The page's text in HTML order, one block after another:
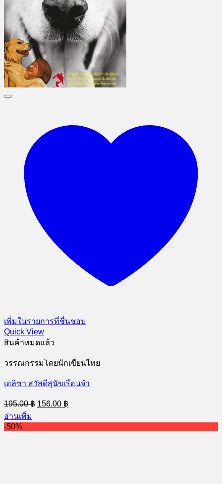
เพิ่มในรายการที่ชื่นชอบ
Quick View
สินค้าหมดแล้ว
วรรณกรรมโดยนักเขียนไทย
เอลิซา สวัสดีสุนัขเรือนจำ
195.00฿ Original
price
195.00 ฿.
156.00 ฿
price
156.00 ฿.
อ่านเพิ่ม
-50%